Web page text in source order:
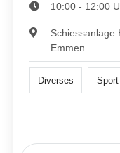
10:00 - 12:00
Schiessanlage
Emmen
Diverses Sport